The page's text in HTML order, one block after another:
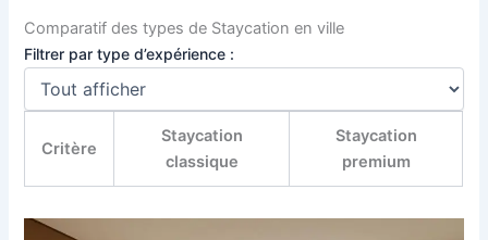
Comparatif des types de Staycation en ville
Filtrer par type d’expérience :
Critère
Staycation
classique
Staycation
premium